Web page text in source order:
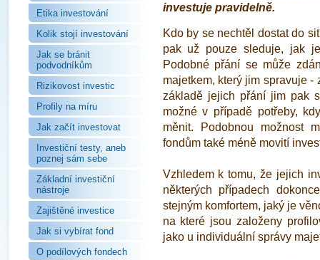
investuje pravidelně.
Kdo by se nechtěl dostat do
pak už pouze sleduje, jak
Podobné přání se může
majetkem, který jim spravuje
základě jejich přání jim pak
možné v případě potřeby,
měnit. Podobnou možnost
fondům také méně movití
Vzhledem k tomu, že jejich
některých případech
stejným komfortem, jaký je
na které jsou založeny
jako u individuální správy
Etika investování
Kolik stojí investování
Jak se bránit
podvodníkům
Rizikovost investic
Profily na míru
Jak začít investovat
Investiční testy, aneb
poznej sám sebe
Základní investiční
nástroje
Zajištěné investice
Jak si vybírat fond
O podílových fondech